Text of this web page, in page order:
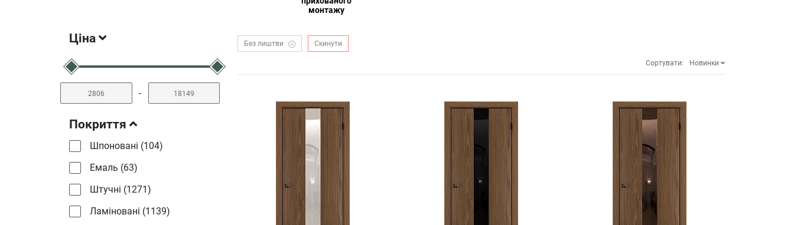
монтажу
Ціна
-
Покриття
Шпоновані (104)
Емаль (63)
Штучні (1271)
Ламіновані (1139)
Без лиштви Скинути
Сортувати: Новинки